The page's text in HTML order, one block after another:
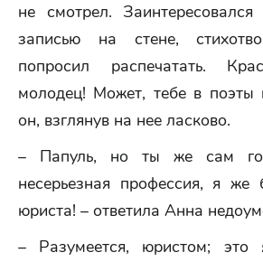
не смотрел. Заинтересовался
записью на стене,
попросил распечатать.
молодец! Может, тебе в поэты
он, взглянув на нее ласково.
– Папуль, но ты же сам
несерьезная профессия, я же
юриста! – ответила Анна
– Разумеется, юристом; это